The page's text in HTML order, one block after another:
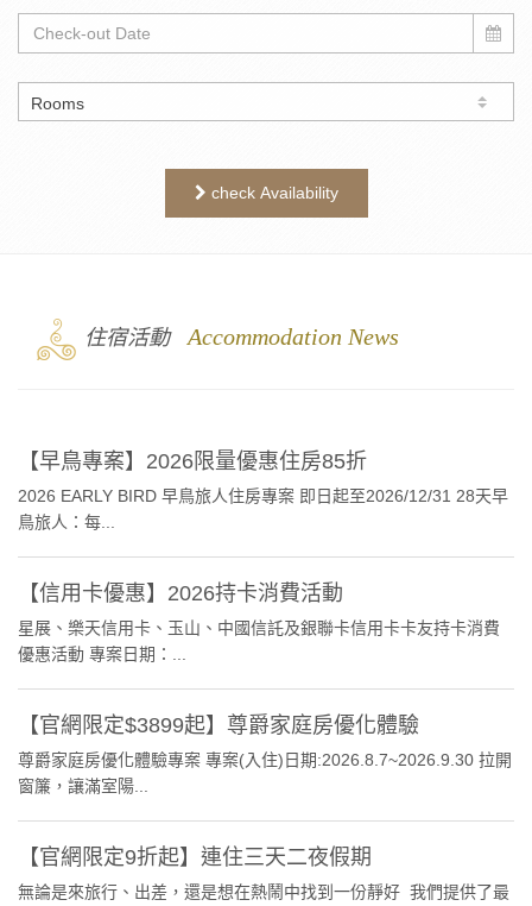
check Availability
3 住宿活動 Accommodation News
【早鳥專案】2026限量優惠住房85折
2026 EARLY BIRD 早鳥旅人住房專案 即日起至2026/12/31 28天早
鳥旅人：每...
【信用卡優惠】2026持卡消費活動
星展、樂天信用卡、玉山、中國信託及銀聯卡信用卡卡友持卡消費
優惠活動 專案日期：...
【官網限定$3899起】尊爵家庭房優化體驗
尊爵家庭房優化體驗專案 專案(入住)日期:2026.8.7~2026.9.30 拉開
窗簾，讓滿室陽...
【官網限定9折起】連住三天二夜假期
無論是來旅行、出差，還是想在熱鬧中找到一份靜好 我們提供了最